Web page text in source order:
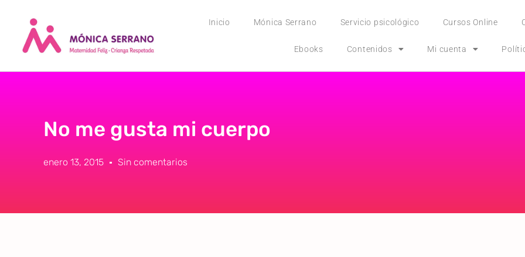
Inicio Mónica Serrano Servicio psicológico Cursos Online
Ebooks Contenidos Mi cuenta
No me gusta mi cuerpo
enero 13, 2015 Sin comentarios